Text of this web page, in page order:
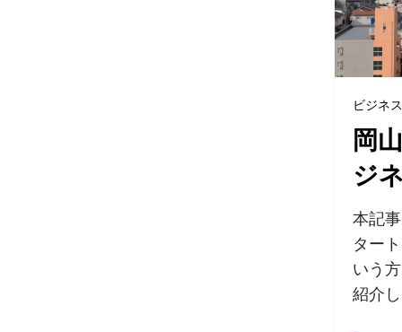
ビジネス
岡
ジ
本記
ター
いう
紹介